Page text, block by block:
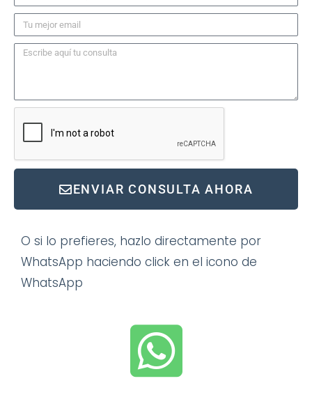
ENVIAR CONSULTA AHORA
O si lo prefieres, hazlo directamente por
WhatsApp haciendo click en el icono de
WhatsApp